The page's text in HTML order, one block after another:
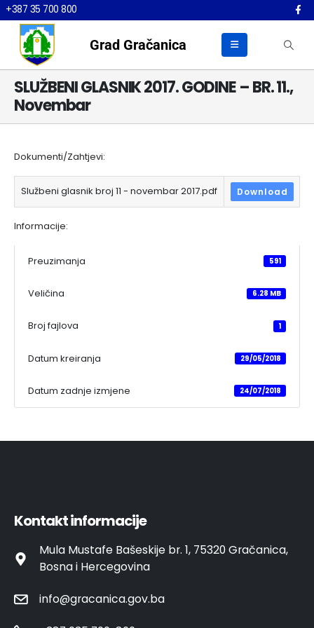
+387 35 700 800
Grad Gračanica
SLUŽBENI GLASNIK 2017. GODINE – BR. 11.,
Novembar
Dokumenti/Zahtjevi:
Službeni glasnik broj 11 - novembar 2017.pdf Download
Informacije:
Preuzimanja 591
Veličina 6.28 MB
Broj fajlova 1
Datum kreiranja 29/05/2018
Datum zadnje izmjene 24/07/2018
Kontakt informacije
Mula Mustafe Bašeskije br. 1, 75320 Gračanica,
Bosna i Hercegovina
info@gracanica.gov.ba